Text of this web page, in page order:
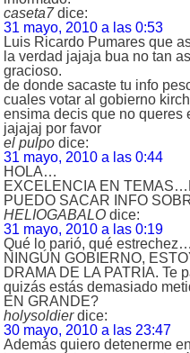
caseta7 dice:
31 mayo, 2010 a las 0:53
Luis Ricardo Pumares que
la verdad jajaja bua no tan
gracioso.
de donde sacaste tu info
cuales votar al gobierno
ensima decis que no queres
jajajaj por favor
el pulpo dice:
31 mayo, 2010 a las 0:44
HOLA…
EXCELENCIA EN
PUEDO SACAR INFO
HELIOGABALO dice:
31 mayo, 2010 a las 0:19
Qué lo parió, qué
NINGÚN GOBIERNO,
DRAMA DE LA PATRIA. Te
quizás estás demasiado
EN GRANDE?
holysoldier dice:
30 mayo, 2010 a las 23:47
Además quiero detenerme